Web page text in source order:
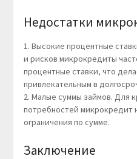
Недостатки
1. Высокие процентные
и рисков микрокредиты
процентные ставки, что
привлекательным в
2. Малые суммы займов. Для
потребностей микрокредит
ограничения по сумме.
Заключение